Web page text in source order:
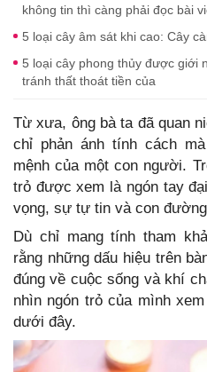
không tin thì càng phải đọc bài
5 loại cây âm sát khi cao: Cây
5 loại cây phong thủy được giới
tránh thất thoát tiền của
Từ xưa, ông bà ta đã quan
chỉ phản ánh tính cách
mệnh của một con người.
trỏ được xem là ngón tay
vọng, sự tự tin và con
Dù chỉ mang tính tham
rằng những dấu hiệu trên
đúng về cuộc sống và khí
nhìn ngón trỏ của mình
dưới đây.